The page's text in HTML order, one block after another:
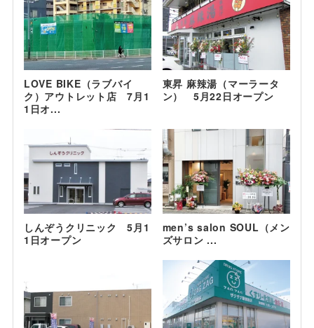
LOVE BIKE（ラブバイ
ク）アウトレット店 7月1
1日オ...
東昇 麻辣湯（マーラータ
ン） 5月22日オープン
しんぞうクリニック 5月1
1日オープン
men’s salon SOUL（メン
ズサロン ...